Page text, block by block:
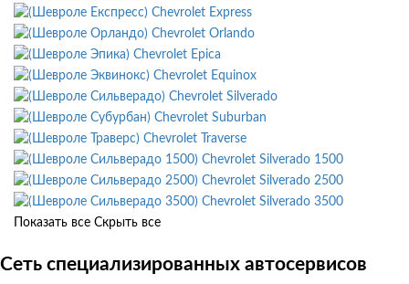
Chevrolet Express
Chevrolet Orlando
Chevrolet Epica
Chevrolet Equinox
Chevrolet Silverado
Chevrolet Suburban
Chevrolet Traverse
Chevrolet Silverado 1500
Chevrolet Silverado 2500
Chevrolet Silverado 3500
Показать все Скрыть все
Сеть специализированных автосервисов